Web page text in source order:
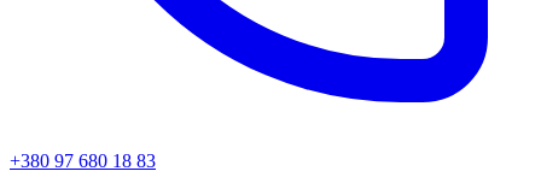
+380 97 680 18 83